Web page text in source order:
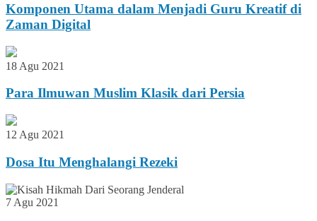
Komponen Utama dalam Menjadi Guru Kreatif di
Zaman Digital
18 Agu 2021
Para Ilmuwan Muslim Klasik dari Persia
12 Agu 2021
Dosa Itu Menghalangi Rezeki
7 Agu 2021